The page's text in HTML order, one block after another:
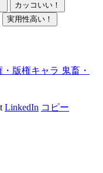
カッコいい！
実用性高い！
・版権キャラ 鬼畜・
LinkedIn コピー